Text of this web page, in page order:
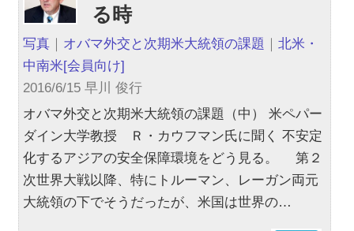
る時
写真 ｜ オバマ外交と次期米大統領の課題 ｜北米・
中南米[会員向け]
2016/6/15 早川 俊行
オバマ外交と次期米大統領の課題（中） 米ペパー
ダイン大学教授 Ｒ・カウフマン氏に聞く 不安定
化するアジアの安全保障環境をどう見る。 第２
次世界大戦以降、特にトルーマン、レーガン両元
大統領の下でそうだったが、米国は世界の…